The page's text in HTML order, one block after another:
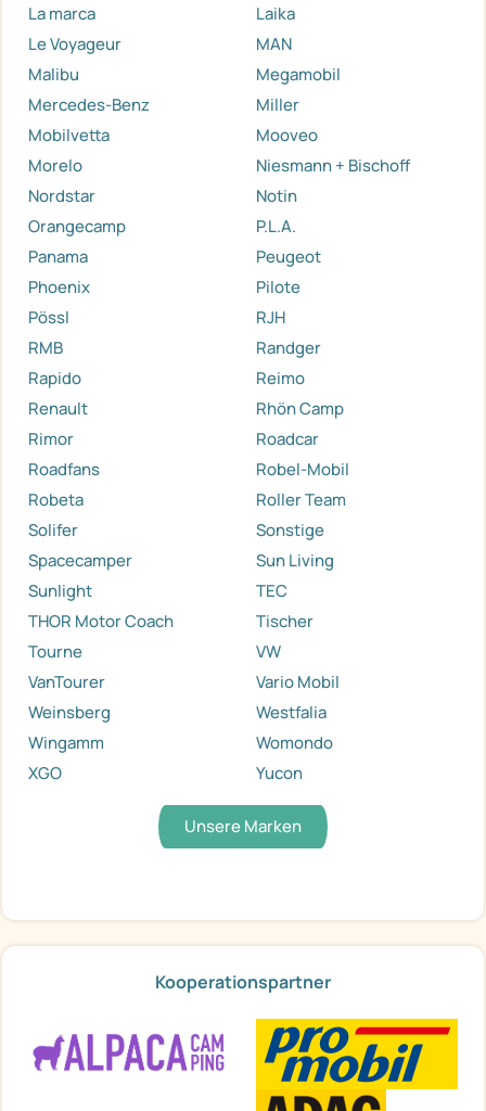
La marca
Laika
Le Voyageur
MAN
Malibu
Megamobil
Mercedes-Benz
Miller
Mobilvetta
Mooveo
Morelo
Niesmann + Bischoff
Nordstar
Notin
Orangecamp
P.L.A.
Panama
Peugeot
Phoenix
Pilote
Pössl
RJH
RMB
Randger
Rapido
Reimo
Renault
Rhön Camp
Rimor
Roadcar
Roadfans
Robel-Mobil
Robeta
Roller Team
Solifer
Sonstige
Spacecamper
Sun Living
Sunlight
TEC
THOR Motor Coach
Tischer
Tourne
VW
VanTourer
Vario Mobil
Weinsberg
Westfalia
Wingamm
Womondo
XGO
Yucon
Unsere Marken
Kooperationspartner